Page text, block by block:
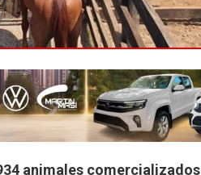
animales comercializados